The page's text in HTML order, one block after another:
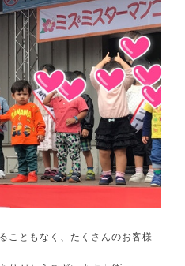
こともなく、たくさんのお客様